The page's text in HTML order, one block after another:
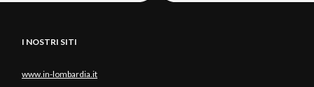
I NOSTRI SITI
www.in-lombardia.it